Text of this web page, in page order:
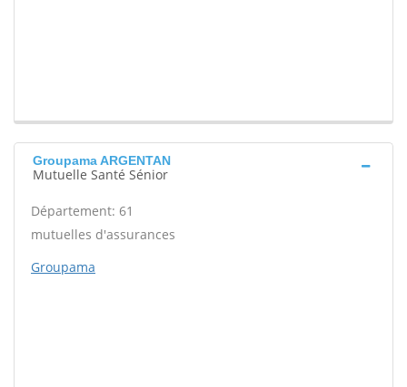
Groupama ARGENTAN
Mutuelle Santé Sénior
Département: 61
mutuelles d'assurances
Groupama